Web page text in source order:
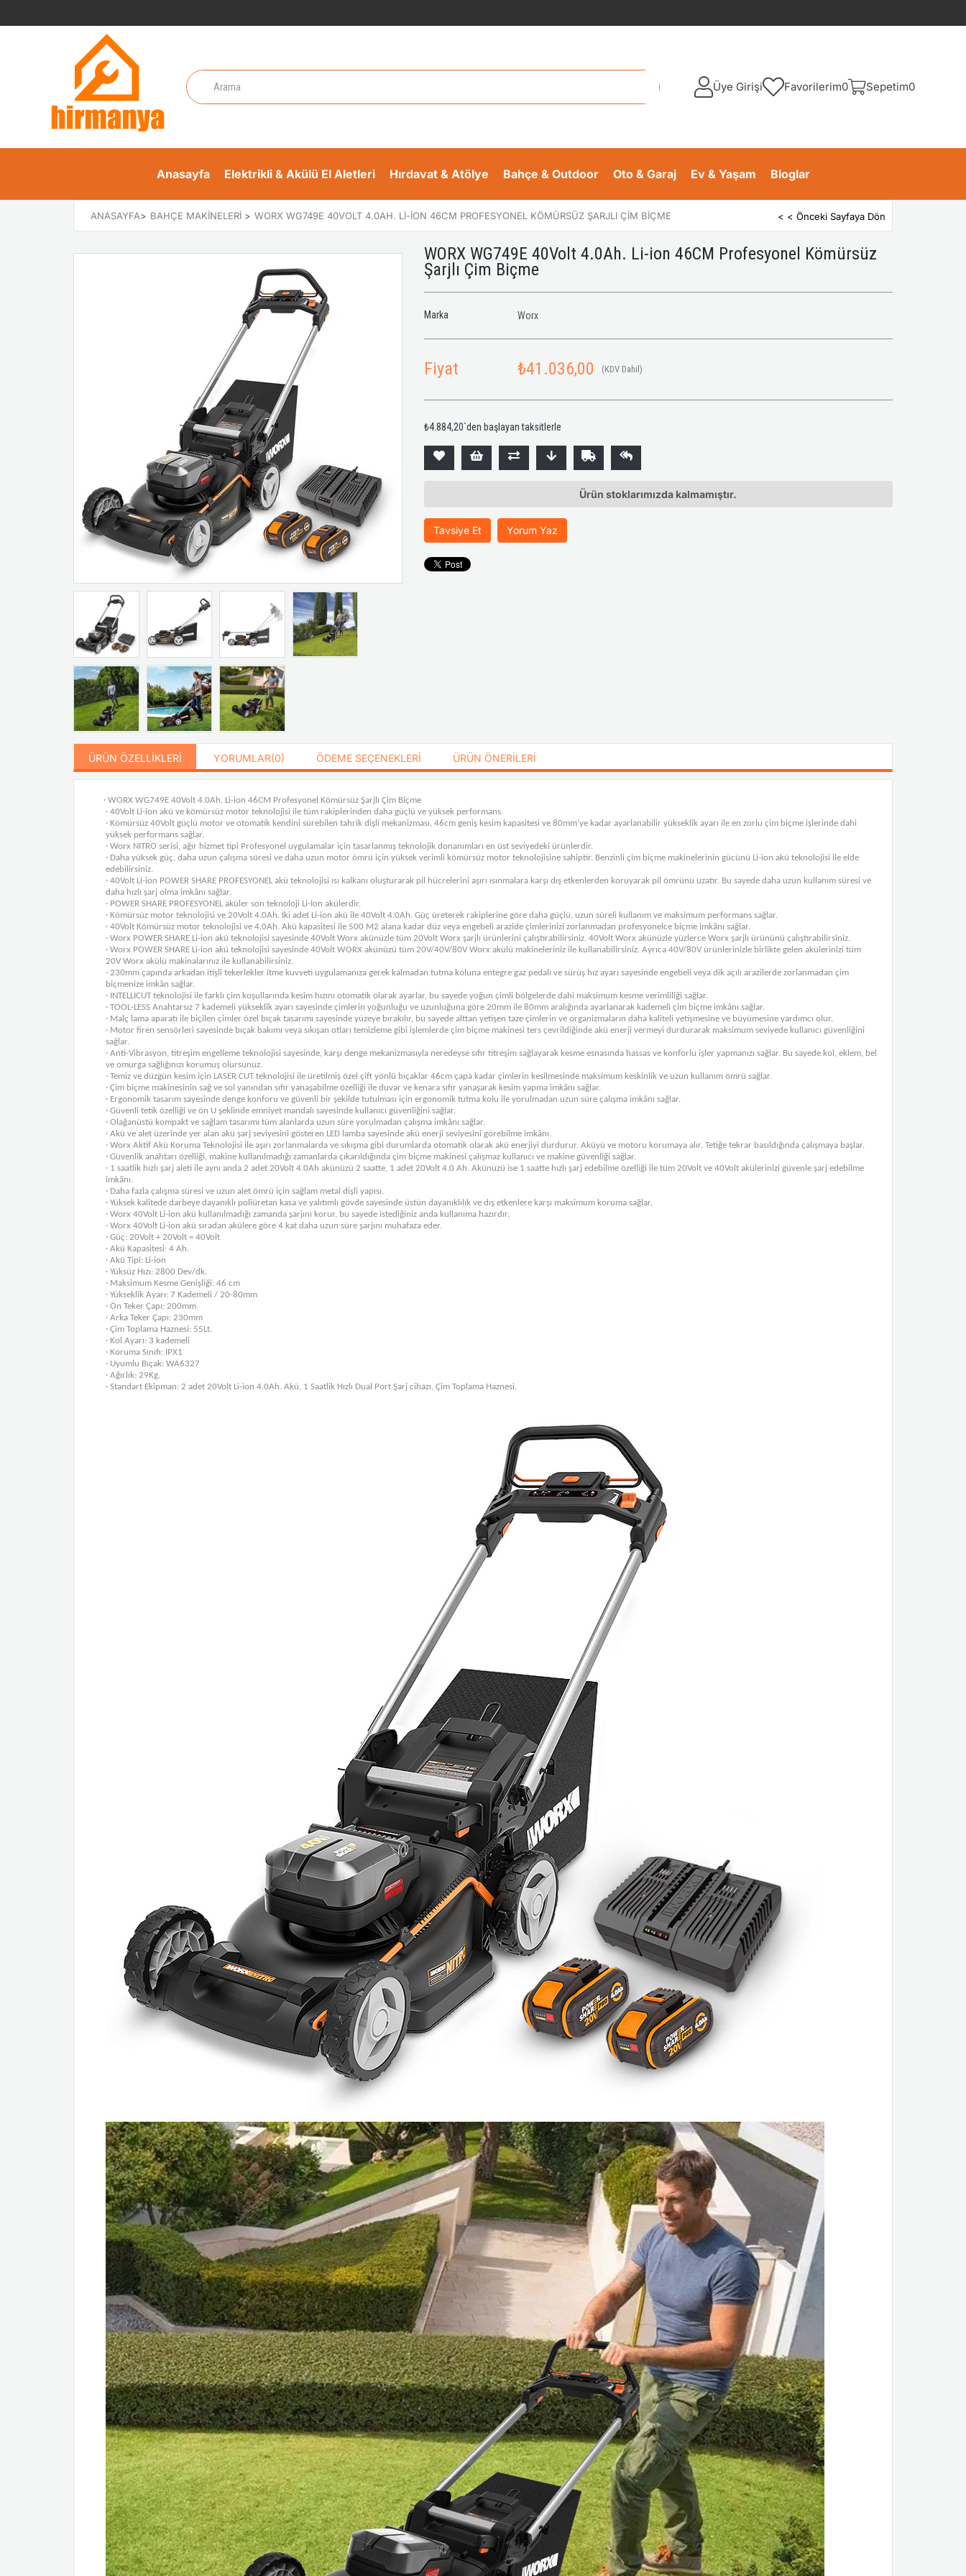
Üye Girişi Favorilerim0 Sepetim0
Anasayfa Elektrikli & Akülü El Aletleri Hırdavat & Atölye Bahçe & Outdoor Oto & Garaj Ev & Yaşam Bloglar
ANASAYFA> BAHÇE MAKINELERI > WORX WG749E 40VOLT 4.0AH. LI-ION 46CM PROFESYONEL KÖMÜRSÜZ ŞARJLI ÇIM BIÇME < < Önceki Sayfaya Dön
WORX WG749E 40Volt 4.0Ah. Li-ion 46CM Profesyonel Kömürsüz
Şarjlı Çim Biçme
Marka Worx
Fiyat ₺41.036,00 (KDV Dahil)
₺4.884,20`den başlayan taksitlerle
Ürün stoklarımızda kalmamıştır.
Tavsiye Et Yorum Yaz
ÜRÜN ÖZELLIKLERI YORUMLAR(0) ÖDEME SEÇENEKLERI ÜRÜN ÖNERILERI
· WORX WG749E 40Volt 4.0Ah. Li-ion 46CM Profesyonel Kömürsüz Şarjlı Çim Biçme
· 40Volt Li-ion akü ve kömürsüz motor teknolojisi ile tüm rakiplerinden daha güçlü ve yüksek performans.
· Kömürsüz 40Volt güçlü motor ve otomatik kendini sürebilen tahrik dişli mekanizması, 46cm geniş kesim kapasitesi ve 80mm’ye kadar ayarlanabilir yükseklik ayarı ile en zorlu çim biçme işlerinde dahi
yüksek performans sağlar.
· Worx NITRO serisi, ağır hizmet tipi Profesyonel uygulamalar için tasarlanmış teknolojik donanımları en üst seviyedeki ürünlerdir.
· Daha yüksek güç, daha uzun çalışma süresi ve daha uzun motor ömrü için yüksek verimli kömürsüz motor teknolojisine sahiptir. Benzinli çim biçme makinelerinin gücünü Li-ion akü teknolojisi ile elde
edebilirsiniz.
· 40Volt Li-ion POWER SHARE PROFESYONEL akü teknolojisi ısı kalkanı oluşturarak pil hücrelerini aşırı ısınmalara karşı dış etkenlerden koruyarak pil ömrünü uzatır. Bu sayede daha uzun kullanım süresi ve
daha hızlı şarj olma imkânı sağlar.
· POWER SHARE PROFESYONEL aküler son teknoloji Li-İon akülerdir.
· Kömürsüz motor teknolojisi ve 20Volt 4.0Ah. İki adet Li-ion akü ile 40Volt 4.0Ah. Güç üreterek rakiplerine göre daha güçlü, uzun süreli kullanım ve maksimum performans sağlar.
· 40Volt Kömürsüz motor teknolojisi ve 4.0Ah. Akü kapasitesi ile 500 M2 alana kadar düz veya engebeli arazide çimlerinizi zorlanmadan profesyonelce biçme imkânı sağlar.
· Worx POWER SHARE Li-ion akü teknolojisi sayesinde 40Volt Worx akünüzle tüm 20Volt Worx şarjlı ürünlerini çalıştırabilirsiniz. 40Volt Worx akünüzle yüzlerce Worx şarjlı ürününü çalıştırabilirsiniz.
· Worx POWER SHARE Li-ion akü teknolojisi sayesinde 40Volt WORX akünüzü tüm 20V/40V/80V Worx akülü makineleriniz ile kullanabilirsiniz. Ayrıca 40V/80V ürünlerinizle birlikte gelen akülerinizi tüm
20V Worx akülü makinalarınız ile kullanabilirsiniz.
· 230mm çapında arkadan itişli tekerlekler itme kuvveti uygulamanıza gerek kalmadan tutma koluna entegre gaz pedalı ve sürüş hız ayarı sayesinde engebeli veya dik açılı arazilerde zorlanmadan çim
biçmenize imkân sağlar.
· INTELLICUT teknolojisi ile farklı çim koşullarında kesim hızını otomatik olarak ayarlar, bu sayede yoğun çimli bölgelerde dahi maksimum kesme verimliliği sağlar.
· TOOL-LESS Anahtarsız 7 kademeli yükseklik ayarı sayesinde çimlerin yoğunluğu ve uzunluğuna göre 20mm ile 80mm aralığında ayarlanarak kademeli çim biçme imkânı sağlar.
· Malç lama aparatı ile biçilen çimler özel bıçak tasarımı sayesinde yüzeye bırakılır, bu sayede alttan yetişen taze çimlerin ve organizmaların daha kaliteli yetişmesine ve büyümesine yardımcı olur.
· Motor firen sensörleri sayesinde bıçak bakımı veya sıkışan otları temizleme gibi işlemlerde çim biçme makinesi ters çevrildiğinde akü enerji vermeyi durdurarak maksimum seviyede kullanıcı güvenliğini
sağlar.
· Anti-Vibrasyon, titreşim engelleme teknolojisi sayesinde, karşı denge mekanizmasıyla neredeyse sıfır titreşim sağlayarak kesme esnasında hassas ve konforlu işler yapmanızı sağlar. Bu sayede kol, eklem, bel
ve omurga sağlığınızı korumuş olursunuz.
· Temiz ve düzgün kesim için LASER CUT teknolojisi ile üretilmiş özel çift yönlü bıçaklar 46cm çapa kadar çimlerin kesilmesinde maksimum keskinlik ve uzun kullanım ömrü sağlar.
· Çim biçme makinesinin sağ ve sol yanından sıfır yanaşabilme özelliği ile duvar ve kenara sıfır yanaşarak kesim yapma imkânı sağlar.
· Ergonomik tasarım sayesinde denge konforu ve güvenli bir şekilde tutulması için ergonomik tutma kolu ile yorulmadan uzun süre çalışma imkânı sağlar.
· Güvenli tetik özelliği ve ön U şeklinde emniyet mandalı sayesinde kullanıcı güvenliğini sağlar.
· Olağanüstü kompakt ve sağlam tasarımı tüm alanlarda uzun süre yorulmadan çalışma imkânı sağlar.
· Akü ve alet üzerinde yer alan akü şarj seviyesini gösteren LED lamba sayesinde akü enerji seviyesini görebilme imkânı.
· Worx Aktif Akü Koruma Teknolojisi ile aşırı zorlanmalarda ve sıkışma gibi durumlarda otomatik olarak akü enerjiyi durdurur. Aküyü ve motoru korumaya alır. Tetiğe tekrar basıldığında çalışmaya başlar.
· Güvenlik anahtarı özelliği, makine kullanılmadığı zamanlarda çıkarıldığında çim biçme makinesi çalışmaz kullanıcı ve makine güvenliği sağlar.
· 1 saatlik hızlı şarj aleti ile aynı anda 2 adet 20Volt 4.0Ah akünüzü 2 saatte, 1 adet 20Volt 4.0 Ah. Akünüzü ise 1 saatte hızlı şarj edebilme özelliği ile tüm 20Volt ve 40Volt akülerinizi güvenle şarj edebilme
imkânı.
· Daha fazla çalışma süresi ve uzun alet ömrü için sağlam metal dişli yapısı.
· Yüksek kalitede darbeye dayanıklı poliüretan kasa ve yalıtımlı gövde sayesinde üstün dayanıklılık ve dış etkenlere karşı maksimum koruma sağlar,
· Worx 40Volt Li-ion akü kullanılmadığı zamanda şarjını korur, bu sayede istediğiniz anda kullanıma hazırdır.
· Worx 40Volt Li-ion akü sıradan akülere göre 4 kat daha uzun süre şarjını muhafaza eder.
· Güç: 20Volt + 20Volt = 40Volt
· Akü Kapasitesi: 4 Ah.
· Akü Tipi: Li-ion
· Yüksüz Hızı: 2800 Dev/dk.
· Maksimum Kesme Genişliği: 46 cm
· Yükseklik Ayarı: 7 Kademeli / 20-80mm
· Ön Teker Çapı: 200mm
· Arka Teker Çapı: 230mm
· Çim Toplama Haznesi: 55Lt.
· Kol Ayarı: 3 kademeli
· Koruma Sınıfı: IPX1
· Uyumlu Bıçak: WA6327
· Ağırlık: 29Kg.
· Standart Ekipman: 2 adet 20Volt Li-ion 4.0Ah. Akü, 1 Saatlik Hızlı Dual Port Şarj cihazı, Çim Toplama Haznesi.